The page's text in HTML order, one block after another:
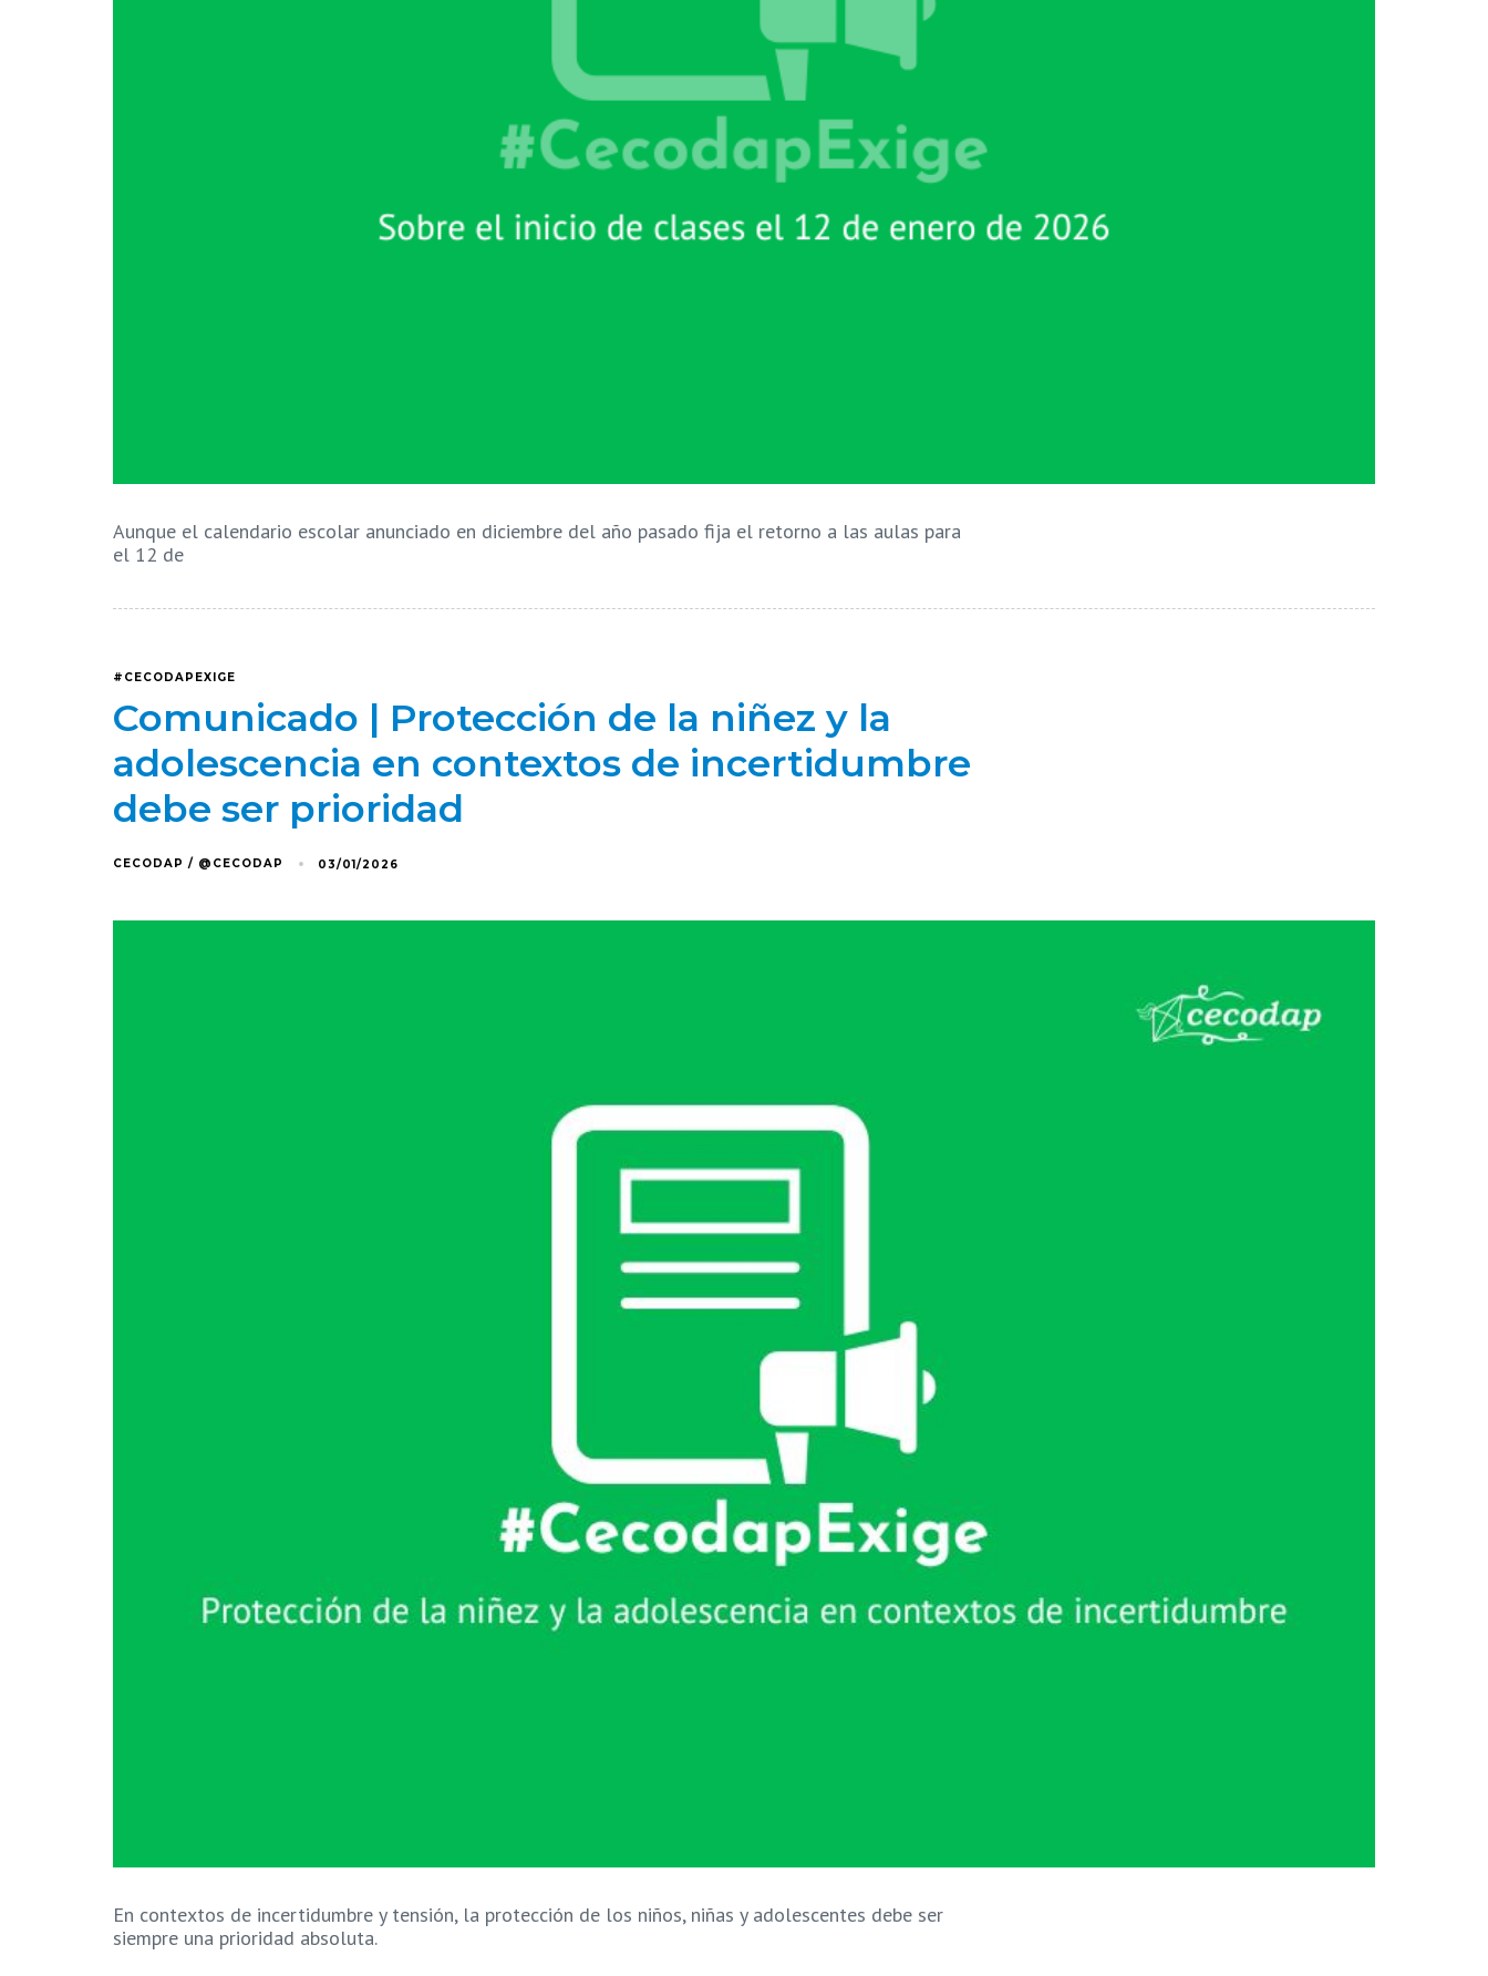
Aunque el calendario escolar anunciado en diciembre del año pasado fija el retorno a las aulas para
el 12 de
#CECODAPEXIGE
Comunicado | Protección de la niñez y la
adolescencia en contextos de incertidumbre
debe ser prioridad
CECODAP / @CECODAP 03/01/2026
En contextos de incertidumbre y tensión, la protección de los niños, niñas y adolescentes debe ser
siempre una prioridad absoluta.